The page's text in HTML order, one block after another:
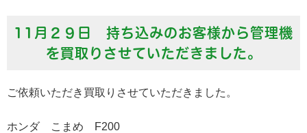
11月２９日 持ち込みのお客様から管理機
を買取りさせていただきました。
ご依頼いただき買取りさせていただきました。
ホンダ こまめ F200